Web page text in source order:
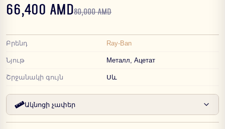
66,400 AMD80,000 AMD
Բրենդ Ray-Ban
Նյութ Металл, Ацетат
Շրջանակի գույն Սև
Ակնոցի չափեր